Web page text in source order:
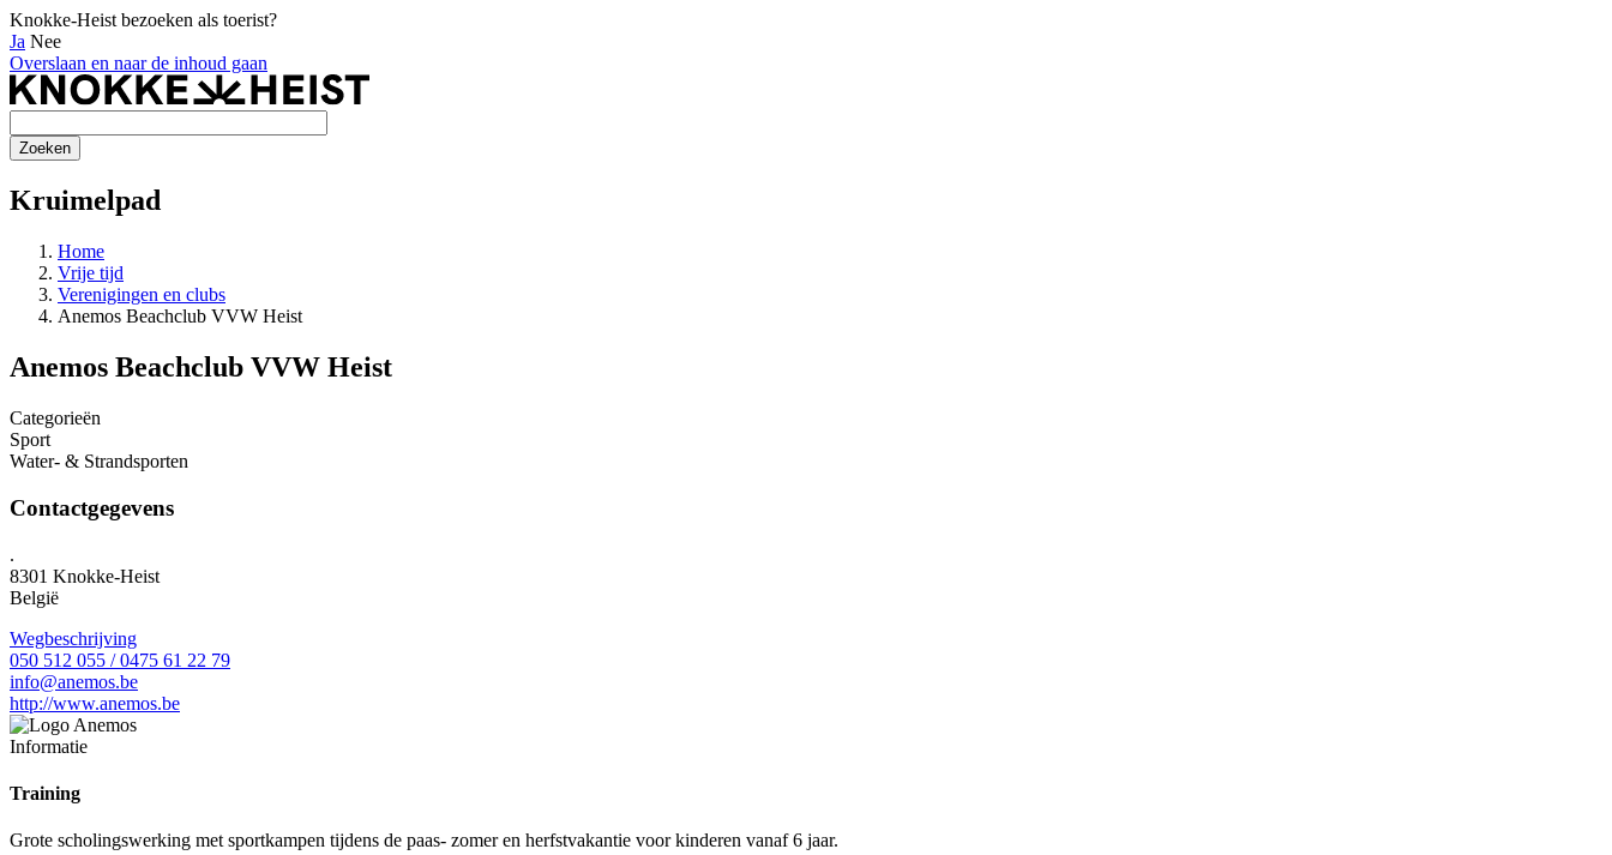
Knokke-Heist bezoeken als toerist?
Ja Nee
Overslaan en naar de inhoud gaan
Kruimelpad
Home
Vrije tijd
Verenigingen en clubs
Anemos Beachclub VVW Heist
Anemos Beachclub VVW Heist
Categorieën
Sport
Water- & Strandsporten
Contactgegevens
.
8301 Knokke-Heist
België
Wegbeschrijving
050 512 055 / 0475 61 22 79
info@anemos.be
http://www.anemos.be
Informatie
Training
Grote scholingswerking met sportkampen tijdens de paas- zomer en herfstvakantie voor kinderen vanaf 6 jaar.